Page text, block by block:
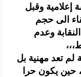
وقبل
الى حجم
وعدم
تعد مهنية بل
حين يكون حرا